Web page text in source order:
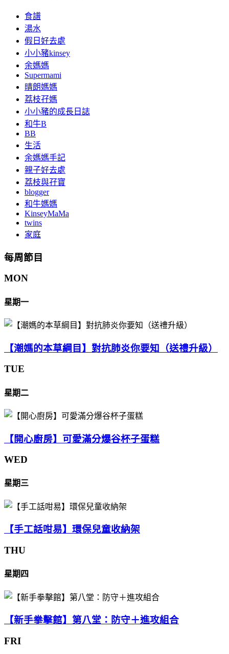
食譜
湯水
假日好去處
小小豬kinsey
余媽媽
Supermami
晴朗媽媽
荔枝孖媽
小小豬的成長日誌
和牛B
BB
生活
余媽媽手記
親子好去處
荔枝與孖寶
blogger
和牛媽媽
KinseyMaMa
twins
家庭
每周節目
MON
星期一
【潮媽的本草綱目】對抗肺炎你要知（送禮升級）
TUE
星期二
【開心廚房】可愛滿分爆谷杯子蛋糕
WED
星期三
【手工話咁易】環保兒童收納架
THU
星期四
【新手拳擊館】第八堂：防守＋進攻組合
FRI